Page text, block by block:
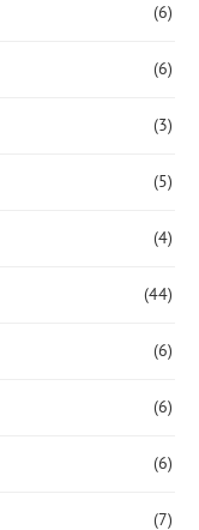
(6)
(6)
(3)
(5)
(4)
(44)
(6)
(6)
(6)
(7)